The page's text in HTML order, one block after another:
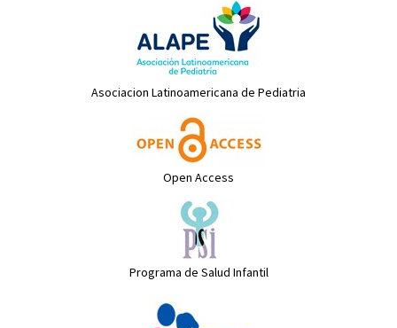
Asociacion Latinoamericana de Pediatria
Open Access
Programa de Salud Infantil